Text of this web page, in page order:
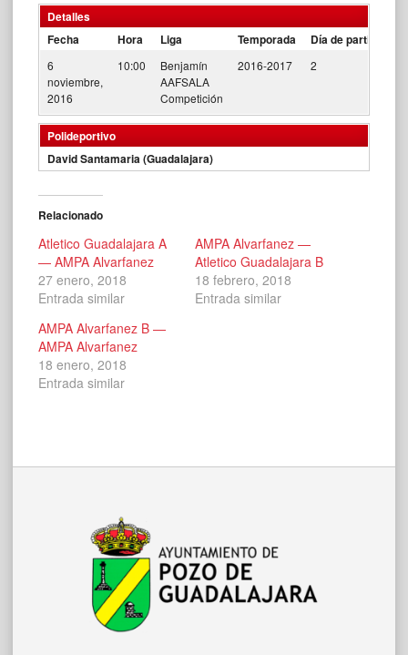
Detalles
Fecha
Hora Liga Temporada Día de partido
6
noviembre,
2016
10:00
Benjamín
AAFSALA
Competición
2016-2017 2
Polideportivo
David Santamaria (Guadalajara)
Relacionado
Atletico Guadalajara A
— AMPA Alvarfanez
27 enero, 2018
Entrada similar
AMPA Alvarfanez —
Atletico Guadalajara B
18 febrero, 2018
Entrada similar
AMPA Alvarfanez B —
AMPA Alvarfanez
18 enero, 2018
Entrada similar